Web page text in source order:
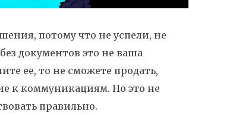
потому что не успели, не
документов это не ваша
ее, то не сможете продать,
к коммуникациям. Но это не
правильно.